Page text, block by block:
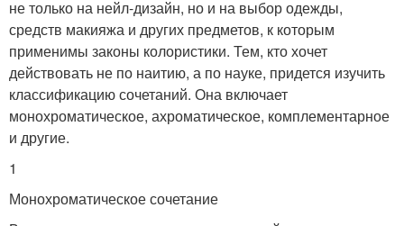
не только на нейл-дизайн, но и на выбор одежды,
средств макияжа и других предметов, к которым
применимы законы колористики. Тем, кто хочет
действовать не по наитию, а по науке, придется изучить
классификацию сочетаний. Она включает
монохроматическое, ахроматическое, комплементарное
и другие.
1
Монохроматическое сочетание